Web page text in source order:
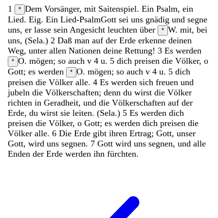
1 * Dem Vorsänger, mit Saitenspiel. Ein Psalm, ein
Lied. Eig. Ein Lied-PsalmGott sei uns gnädig und segne
uns, er lasse sein Angesicht leuchten über * W. mit, bei
uns, (Sela.) 2 Daß man auf der Erde erkenne deinen
Weg, unter allen Nationen deine Rettung! 3 Es werden
* O. mögen; so auch v 4 u. 5 dich preisen die Völker, o
Gott; es werden * O. mögen; so auch v 4 u. 5 dich
preisen die Völker alle. 4 Es werden sich freuen und
jubeln die Völkerschaften; denn du wirst die Völker
richten in Geradheit, und die Völkerschaften auf der
Erde, du wirst sie leiten. (Sela.) 5 Es werden dich
preisen die Völker, o Gott; es werden dich preisen die
Völker alle. 6 Die Erde gibt ihren Ertrag; Gott, unser
Gott, wird uns segnen. 7 Gott wird uns segnen, und alle
Enden der Erde werden ihn fürchten.